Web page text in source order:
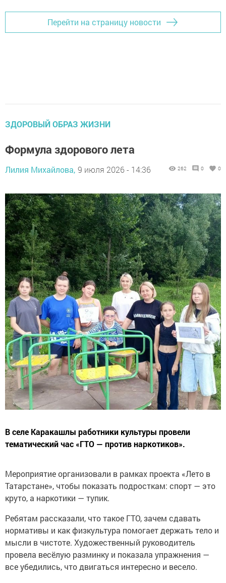
Перейти на страницу новости
ЗДОРОВЫЙ ОБРАЗ ЖИЗНИ
Формула здорового лета
Лилия Михайлова, 9 июля 2026 - 14:36 262 0 0
В селе Каракашлы работники культуры провели
тематический час «ГТО — против наркотиков».
Мероприятие организовали в рамках проекта «Лето в
Татарстане», чтобы показать подросткам: спорт — это
круто, а наркотики — тупик.
Ребятам рассказали, что такое ГТО, зачем сдавать
нормативы и как физкультура помогает держать тело и
мысли в чистоте. Художественный руководитель
провела весёлую разминку и показала упражнения —
все убедились, что двигаться интересно и весело.